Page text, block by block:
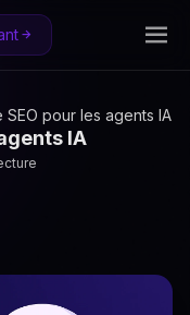
SEO pour les agents IA
IA